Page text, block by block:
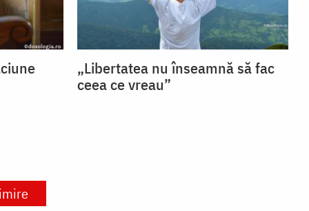
„Libertatea nu înseamnă să fac
ceea ce vreau”